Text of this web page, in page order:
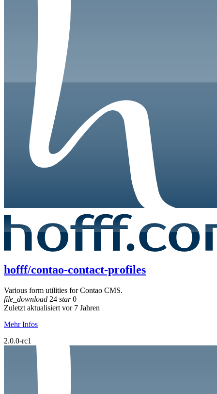
hofff/contao-contact-profiles
Various form utilities for Contao CMS.
file_download 24 star0
Zuletzt aktualisiert vor 7 Jahren
Mehr Infos
2.0.0-rc1